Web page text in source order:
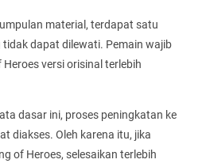
material, terdapat satu
dapat dilewati. Pemain wajib
versi orisinal terlebih
dasar ini, proses peningkatan ke
diakses. Oleh karena itu, jika
of Heroes, selesaikan terlebih